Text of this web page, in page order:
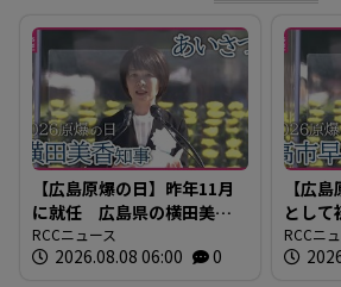
【広島原爆の日】昨年11月
に就任 広島県の横田美香
知事のあいさつ 全文
2026年広島平和記念式典
RCCニュース
2026.08.08 06:00 0
【広
とし
苗総理
2026
RCCニ